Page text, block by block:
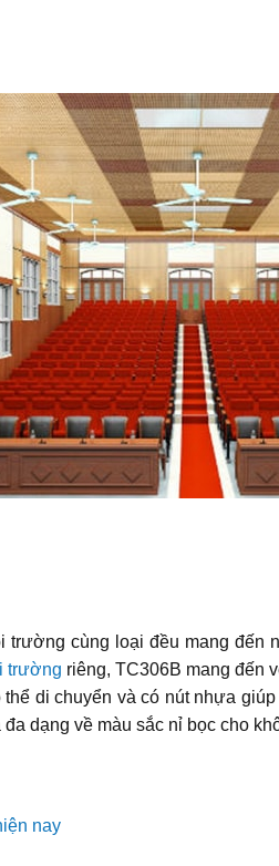
cùng loại đều mang
trường riêng, TC306B mang đến
di chuyển và có nút nhựa
dạng về màu sắc nỉ bọc cho
nay